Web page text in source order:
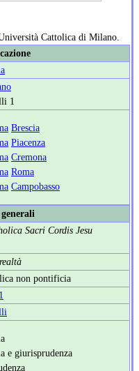
Cattolica di Milano.
1
Brescia
Piacenza
Cremona
Roma
Campobasso
Sacri Cordis Jesu
non pontificia
e giurisprudenza